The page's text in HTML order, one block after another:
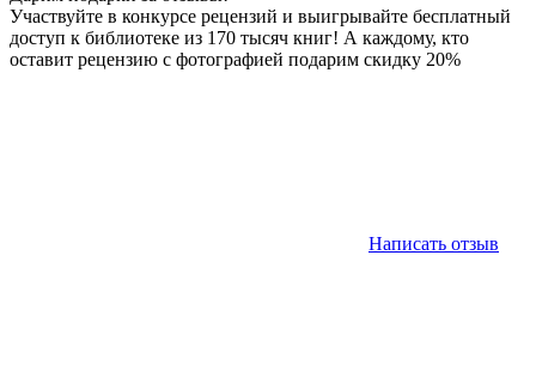
Участвуйте в конкурсе рецензий и выигрывайте бесплатный
доступ к библиотеке из 170 тысяч книг! А каждому, кто
оставит рецензию с фотографией подарим скидку 20%
Написать отзыв